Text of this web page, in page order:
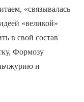
«связывалась
«великой»
в свой состав
Формозу
и